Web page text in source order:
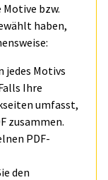
Motive bzw.
haben,
jedes Motivs
Ihre
umfasst,
zusammen.
PDF-
den